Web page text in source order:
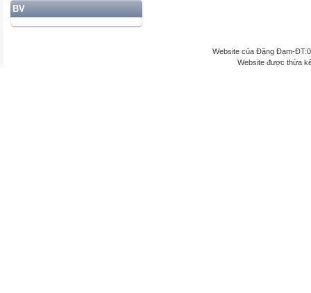
BV
Website của Đặng Đạm-
Website được thừa